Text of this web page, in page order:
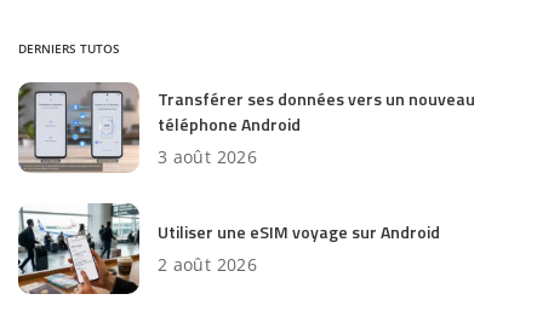
DERNIERS TUTOS
Transférer ses données vers un nouveau
téléphone Android
3 août 2026
Utiliser une eSIM voyage sur Android
2 août 2026